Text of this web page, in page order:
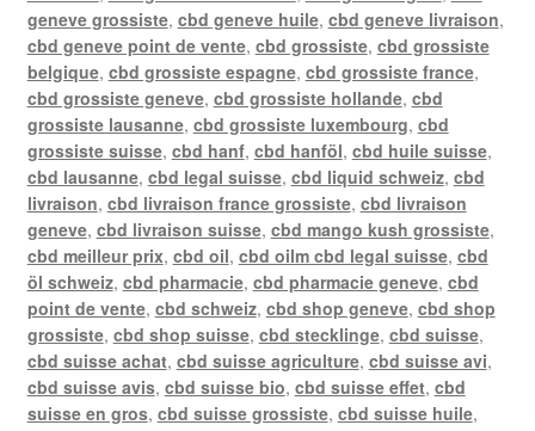
geneve grossiste, cbd geneve huile, cbd geneve livraison,
cbd geneve point de vente, cbd grossiste, cbd grossiste
belgique, cbd grossiste espagne, cbd grossiste france,
cbd grossiste geneve, cbd grossiste hollande, cbd
grossiste lausanne, cbd grossiste luxembourg, cbd
grossiste suisse, cbd hanf, cbd hanföl, cbd huile suisse,
cbd lausanne, cbd legal suisse, cbd liquid schweiz, cbd
livraison, cbd livraison france grossiste, cbd livraison
geneve, cbd livraison suisse, cbd mango kush grossiste,
cbd meilleur prix, cbd oil, cbd oilm cbd legal suisse, cbd
öl schweiz, cbd pharmacie, cbd pharmacie geneve, cbd
point de vente, cbd schweiz, cbd shop geneve, cbd shop
grossiste, cbd shop suisse, cbd stecklinge, cbd suisse,
cbd suisse achat, cbd suisse agriculture, cbd suisse avi,
cbd suisse avis, cbd suisse bio, cbd suisse effet, cbd
suisse en gros, cbd suisse grossiste, cbd suisse huile,